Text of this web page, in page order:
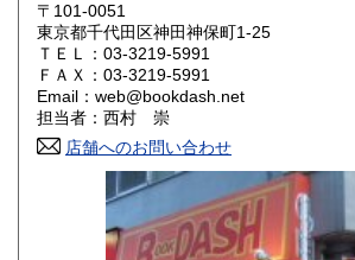
岡山県 600円
山口県 600円
香川県
福岡県
600円 長崎県
〒101-0051
東京都千代田区神田神保町1-25
ＴＥＬ：03-3219-5991
ＦＡＸ：03-3219-5991
Email：web@bookdash.net
担当者：西村 崇
店舗へのお問い合わせ